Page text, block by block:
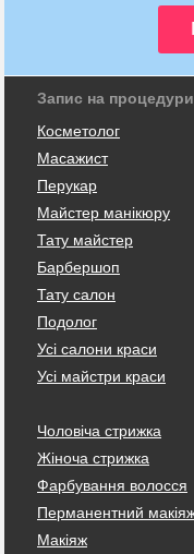
Запис на
Косметолог
Масажист
Перукар
Майстер манікюру
Тату майстер
Барбершоп
Тату салон
Подолог
Усі салони краси
Усі майстри краси
Чоловіча стрижка
Жіноча стрижка
Фарбування волосся
Перманентний
Макіяж